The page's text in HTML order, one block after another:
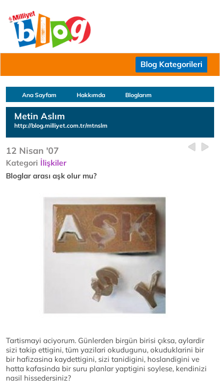
Blog Kategorileri
Ana Sayfam Hakkımda Bloglarım
Metin Aslım
http://blog.milliyet.com.tr/mtnslm
12 Nisan '07
Kategori İlişkiler
Bloglar arası aşk olur mu?
Tartismayi aciyorum. Günlerden birgün birisi çıksa, aylardir
sizi takip ettigini, tüm yazilari okudugunu, okuduklarini bir
bir hafizasina kaydettigini, sizi tanidigini, hoslandigini ve
hatta kafasinda bir suru planlar yaptigini soylese, kendinizi
nasil hissedersiniz?